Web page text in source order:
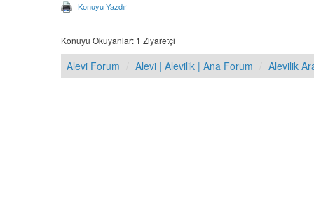
Konuyu Yazdır
Konuyu Okuyanlar: 1 Ziyaretçi
Alevi Forum Alevi | Alevilik | Ana Forum Alevilik